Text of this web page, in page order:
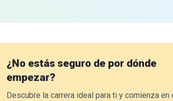
¿No estás seguro de por dónde
empezar?
Descubre la carrera ideal para ti y comienza en